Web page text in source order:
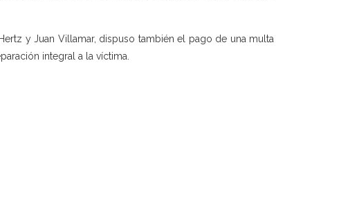
y Juan Villamar, dispuso también el pago de una multa
integral a la víctima.